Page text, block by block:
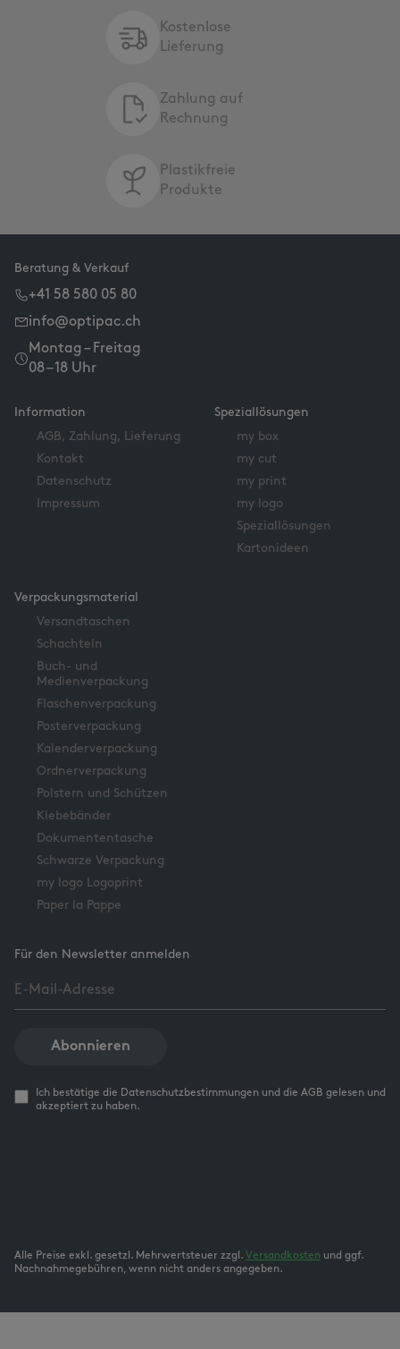
Kostenlose
Lieferung
Zahlung auf
Rechnung
Plastikfreie
Produkte
Beratung & Verkauf
+41 58 580 05 80
info@optipac.ch
Montag – Freitag
08 – 18 Uhr
Information
AGB, Zahlung, Lieferung
Kontakt
Datenschutz
Impressum
Speziallösungen
my box
my cut
my print
my logo
Speziallösungen
Kartonideen
Verpackungsmaterial
Versandtaschen
Schachteln
Buch- und
Medienverpackung
Flaschenverpackung
Posterverpackung
Kalenderverpackung
Ordnerverpackung
Polstern und Schützen
Klebebänder
Dokumententasche
Schwarze Verpackung
my logo Logoprint
Paper la Pappe
Für den Newsletter anmelden
Abonnieren
Ich bestätige die Datenschutzbestimmungen und die AGB gelesen und
akzeptiert zu haben.
Alle Preise exkl. gesetzl. Mehrwertsteuer zzgl. Versandkosten und ggf.
Nachnahmegebühren, wenn nicht anders angegeben.